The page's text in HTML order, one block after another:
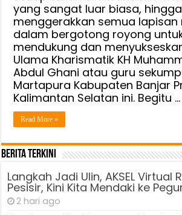
yang sangat luar biasa,
menggerakkan semua
dalam bergotong royong
mendukung dan
Ulama Kharismatik KH
Abdul Ghani atau guru
Martapura Kabupaten Banjar
Kalimantan Selatan ini. Begitu …
Read More »
Berita Terkini
Langkah Jadi Ulin, AKSEL Virtual
Pesisir, Kini Kita Mendaki ke
2 hari ago